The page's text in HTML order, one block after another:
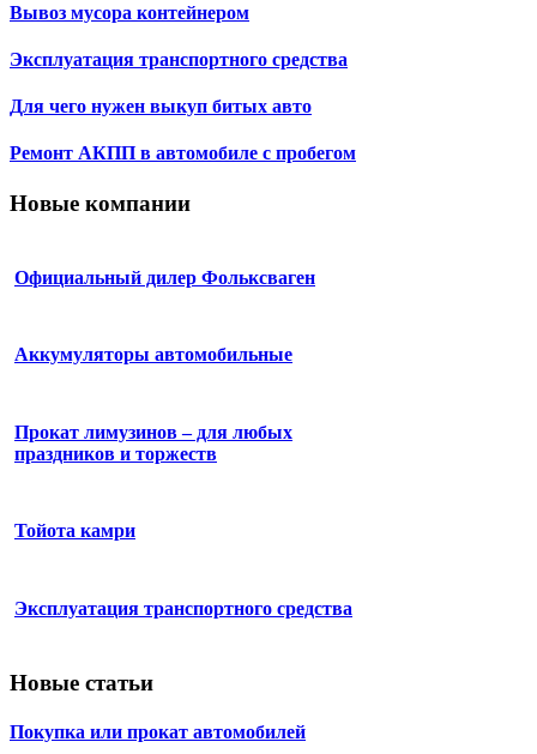
Вывоз мусора контейнером
Эксплуатация транспортного средства
Для чего нужен выкуп битых авто
Ремонт АКПП в автомобиле с пробегом
Новые компании
Официальный дилер Фольксваген
Аккумуляторы автомобильные
Прокат лимузинов – для любых
праздников и торжеств
Тойота камри
Эксплуатация транспортного средства
Новые статьи
Покупка или прокат автомобилей